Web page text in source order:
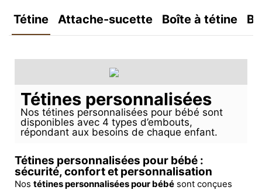
Tétine Attache-sucette Boîte à tétine
Tétines personnalisées
Nos tétines personnalisées pour bébé sont
disponibles avec 4 types d’embouts,
répondant aux besoins de chaque enfant.
Tétines personnalisées pour bébé :
sécurité, confort et personnalisation
Nos tétines personnalisées pour bébé sont conçues